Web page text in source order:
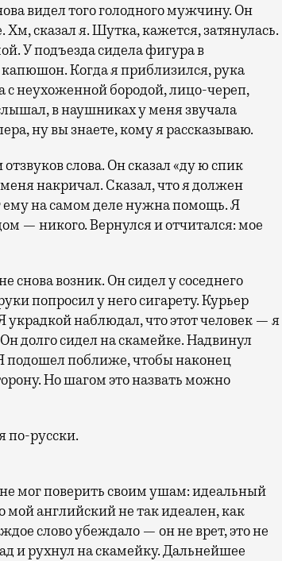
видел того голодного мужчину. Он
сказал я. Шутка, кажется, затянулась.
У подъезда сидела фигура в
Когда я приблизился, рука
с неухоженной бородой, лицо-череп,
в наушниках у меня звучала
ну вы знаете, кому я рассказываю.
слова. Он сказал «ду ю спик
накричал. Сказал, что я должен
ему на самом деле нужна помощь. Я
— никого. Вернулся и отчитался: мое
возник. Он сидел у соседнего
попросил у него сигарету. Курьер
украдкой наблюдал, что этот человек — я
долго сидел на скамейке. Надвинул
подошел поближе, чтобы наконец
Но шагом это назвать можно
по-русски.
мог поверить своим ушам: идеальный
мой английский не так идеален, как
слово убеждало — он не врет, это не
и рухнул на скамейку. Дальнейшее